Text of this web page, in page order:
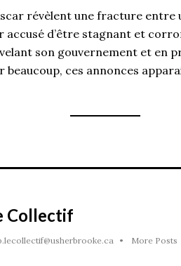
révèlent une fracture entre
accusé d’être stagnant et
son gouvernement et en
beaucoup, ces annonces
Collectif
• More Posts